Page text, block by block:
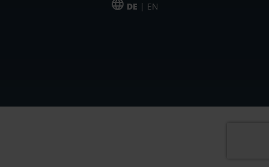
DE | EN